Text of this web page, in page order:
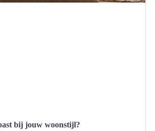
bij jouw woonstijl?